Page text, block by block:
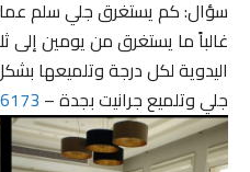
غالباً ما يستغرق من يومين إلى
اليدوية لكل درجة وتلميعها بشكل
جلي وتلميع جرانيت بجدة –